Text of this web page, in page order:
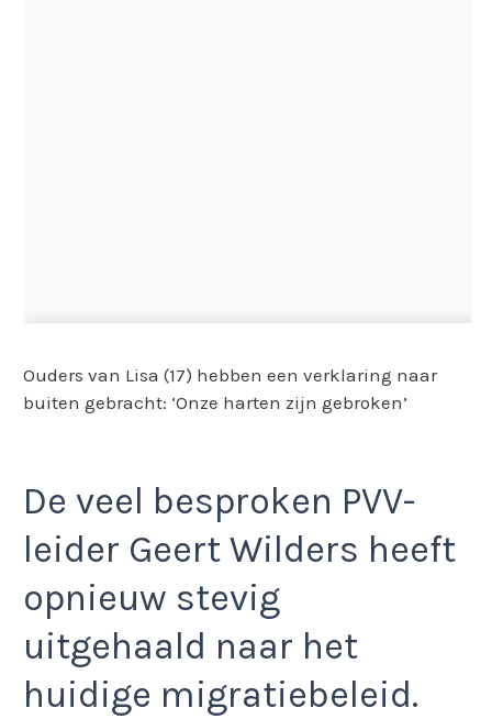
Ouders van Lisa (17) hebben een verklaring naar
buiten gebracht: ‘Onze harten zijn gebroken’
De veel besproken PVV-
leider Geert Wilders heeft
opnieuw stevig
uitgehaald naar het
huidige migratiebeleid.